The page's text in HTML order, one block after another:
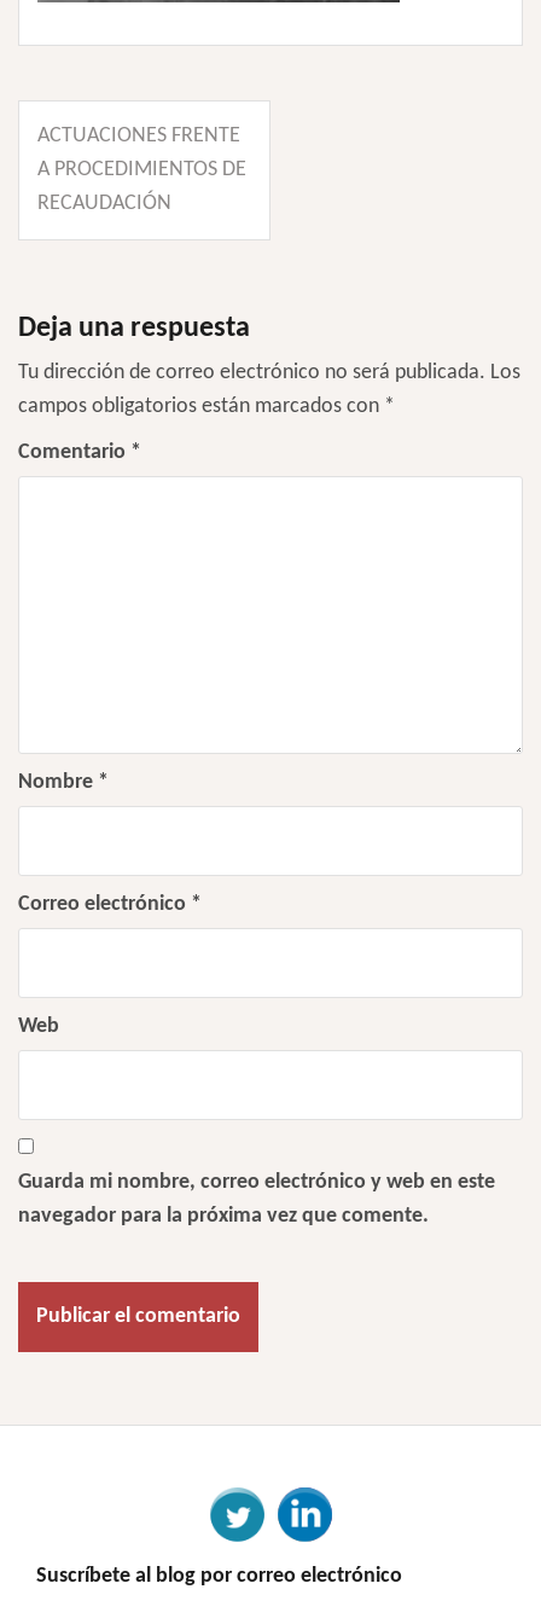
Navegación
de
entradas
ACTUACIONES FRENTE
A PROCEDIMIENTOS DE
RECAUDACIÓN
Deja una respuesta
Tu dirección de correo electrónico no será publicada. Los
campos obligatorios están marcados con *
Comentario *
Nombre *
Correo electrónico *
Web
Guarda mi nombre, correo electrónico y web en este
navegador para la próxima vez que comente.
Suscríbete al blog por correo electrónico